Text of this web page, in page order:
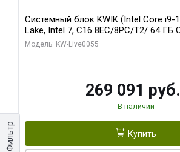
Фильтр
Системный блок KWIK (Intel Core i9-
Lake, Intel 7, C16 8EC/8PC/T2/ 64 ГБ
MSI RTX5080 SHADOW 3X OC 16GB
Модель: KW-Live0055
269 091 руб.
В наличии
Купить